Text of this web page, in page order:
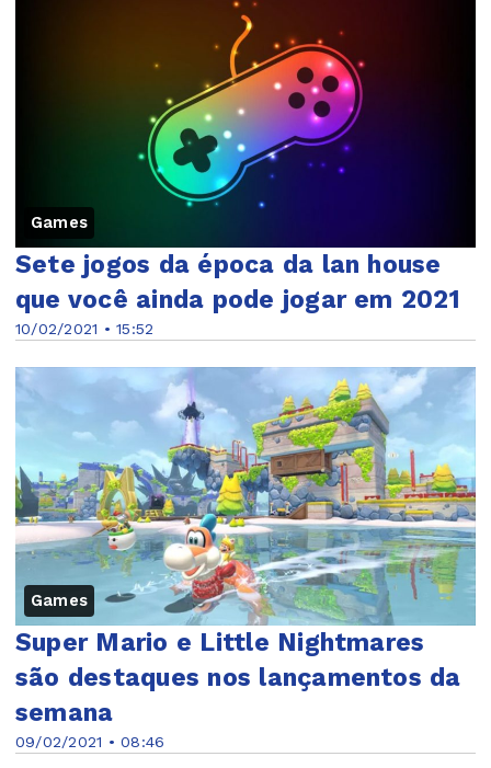
Games
10/02/2021 • 15:52
Sete jogos da época da lan house
que você ainda pode jogar em 2021
Games
09/02/2021 • 08:46
Super Mario e Little Nightmares
são destaques nos lançamentos da
semana